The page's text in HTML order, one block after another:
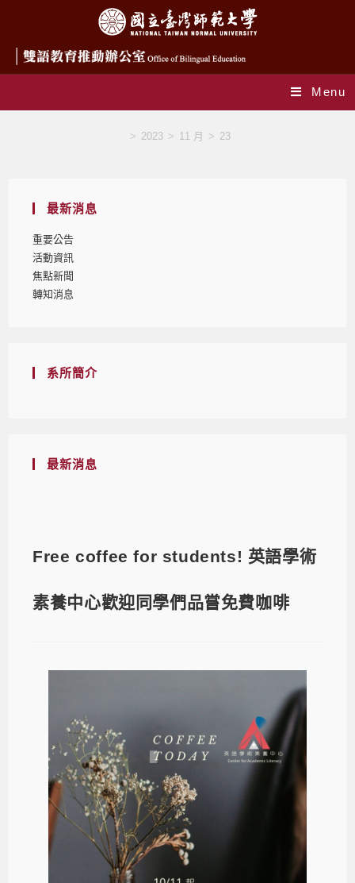
Menu
> 2023 > 11 月 > 23
最新消息
重要公告
活動資訊
焦點新聞
轉知消息
系所簡介
最新消息
Free coffee for students! 英語學術
素養中心歡迎同學們品嘗免費咖啡